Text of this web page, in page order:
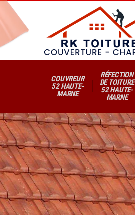
COUVREUR
52 HAUTE-
MARNE
RÉFECTION
DE TOITURE
52 HAUTE-
MARNE